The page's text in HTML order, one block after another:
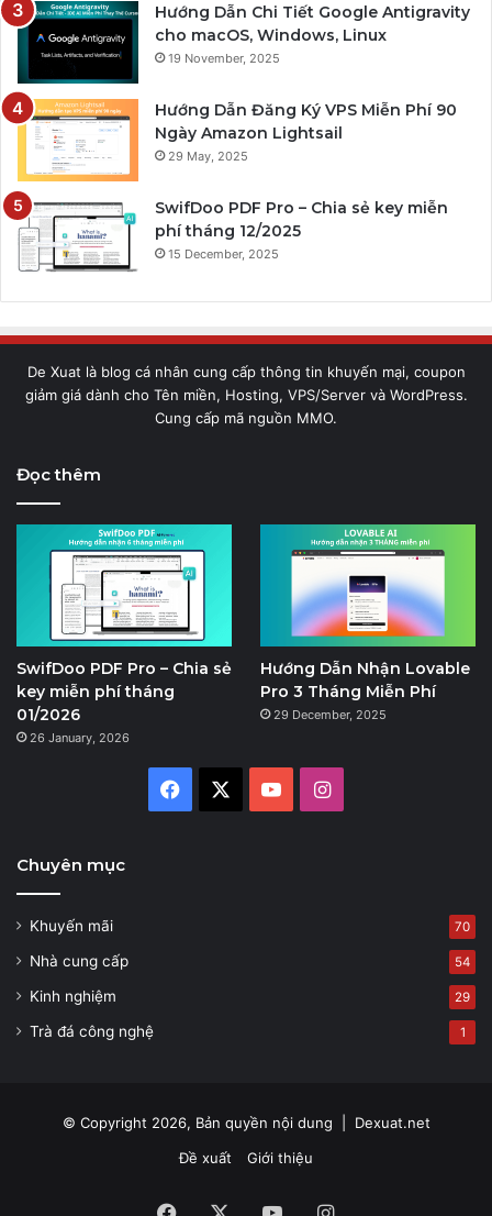
Hướng Dẫn Chi Tiết Google Antigravity
cho macOS, Windows, Linux
19 November, 2025
Hướng Dẫn Đăng Ký VPS Miễn Phí 90
Ngày Amazon Lightsail
29 May, 2025
SwifDoo PDF Pro – Chia sẻ key miễn
phí tháng 12/2025
15 December, 2025
De Xuat là blog cá nhân cung cấp thông tin khuyến mại, coupon
giảm giá dành cho Tên miền, Hosting, VPS/Server và WordPress.
Cung cấp mã nguồn MMO.
Đọc thêm
SwifDoo PDF Pro – Chia sẻ
key miễn phí tháng
01/2026
26 January, 2026
Hướng Dẫn Nhận Lovable
Pro 3 Tháng Miễn Phí
29 December, 2025
Facebook YouTubeInstagram
Chuyên mục
Khuyến mãi 70
Nhà cung cấp 54
Kinh nghiệm 29
Trà đá công nghệ 1
© Copyright 2026, Bản quyền nội dung | Dexuat.net
Đề xuất
Giới thiệu
Facebook YouTubeInstagram